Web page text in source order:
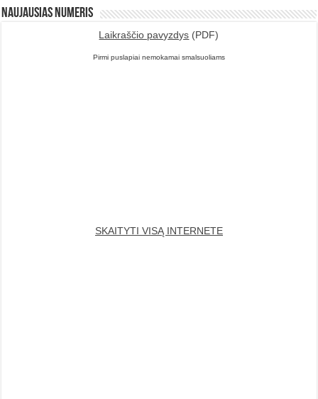
Naujausias numeris
Laikraščio pavyzdys (PDF)
Pirmi puslapiai nemokamai smalsuoliams
SKAITYTI VISĄ INTERNETE